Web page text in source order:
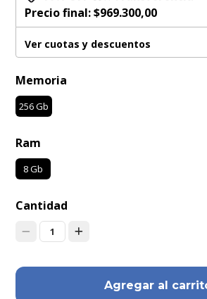
Precio final:$969.300,00
Ver cuotas y descuentos
Memoria
256 Gb
Ram
8 Gb
Cantidad
1
Agregar al